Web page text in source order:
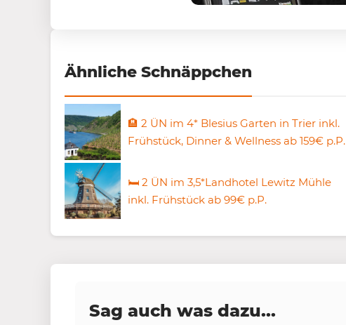
Ähnliche Schnäppchen
🏨 2 ÜN im 4* Blesius Garten in Trier inkl.
Frühstück, Dinner & Wellness ab 159€ p.P.
🛏️ 2 ÜN im 3,5*Landhotel Lewitz Mühle
inkl. Frühstück ab 99€ p.P.
Sag auch was dazu...